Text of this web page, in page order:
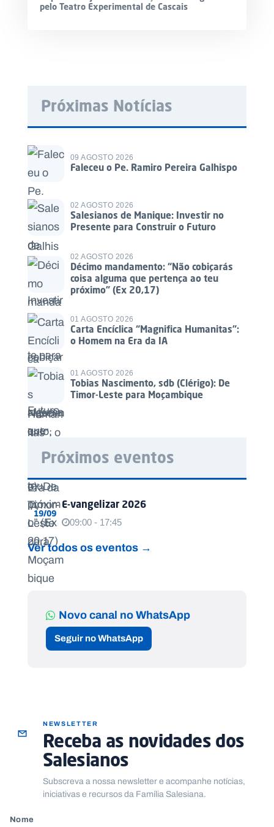
pelo Teatro Experimental de Cascais
Próximas Notícias
09 AGOSTO 2026
Faleceu o Pe. Ramiro Pereira Galhispo
02 AGOSTO 2026
Salesianos de Manique: Investir no
Presente para Construir o Futuro
02 AGOSTO 2026
Décimo mandamento: “Não cobiçarás
coisa alguma que pertença ao teu
próximo” (Ex 20,17)
01 AGOSTO 2026
Carta Encíclica “Magnifica Humanitas”:
o Homem na Era da IA
01 AGOSTO 2026
Tobias Nascimento, sdb (Clérigo): De
Timor-Leste para Moçambique
Próximos eventos
19/09
E-vangelizar 2026
09:00 - 17:45
Ver todos os eventos →
Novo canal no WhatsApp
Seguir no WhatsApp
NEWSLETTER
Receba as novidades dos
Salesianos
Subscreva a nossa newsletter e acompanhe notícias,
iniciativas e recursos da Família Salesiana.
Nome